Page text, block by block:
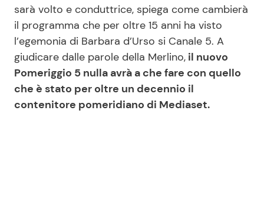
Salute
Viaggi e Turismo
Festività
Ricette Facili e Veloci
Ricette Feste
Ricette per Bambini
sarà volto e conduttrice, spiega come cambierà
il programma che per oltre 15 anni ha visto
l’egemonia di Barbara d’Urso si Canale 5. A
giudicare dalle parole della Merlino, il nuovo
Pomeriggio 5 nulla avrà a che fare con quello
che è stato per oltre un decennio il
contenitore pomeridiano di Mediaset.